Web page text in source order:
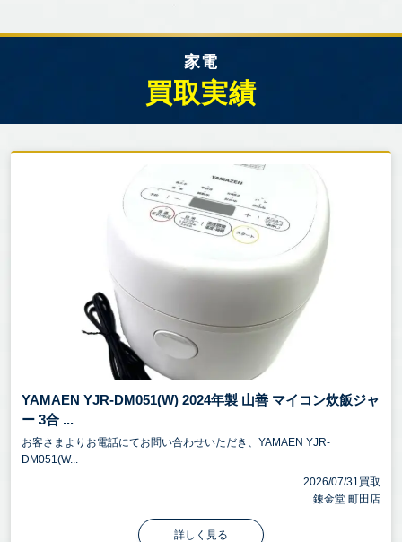
家電
買取実績
YAMAEN YJR-DM051(W) 2024年製 山善 マイコン炊飯ジャ
ー 3合 ...
お客さまよりお電話にてお問い合わせいただき、YAMAEN YJR-
DM051(W...
2026/07/31買取
錬金堂 町田店
詳しく見る